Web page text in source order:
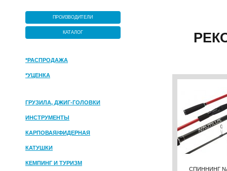
ПРОИЗВОДИТЕЛИ
КАТАЛОГ
*РАСПРОДАЖА
*УЦЕНКА
ГРУЗИЛА, ДЖИГ-ГОЛОВКИ
ИНСТРУМЕНТЫ
КАРПОВАЯ/ФИДЕРНАЯ
КАТУШКИ
КЕМПИНГ И ТУРИЗМ
СПИННИНГ